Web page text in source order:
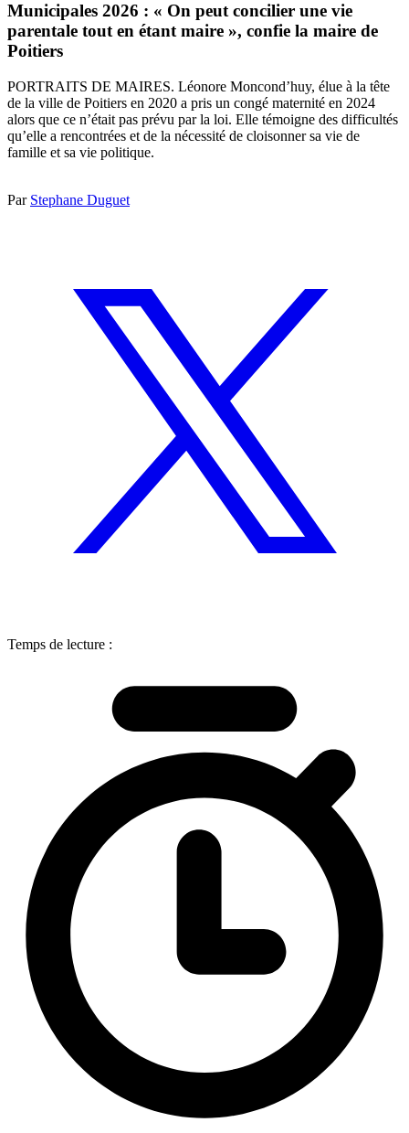
Municipales 2026 : « On peut concilier une vie
parentale tout en étant maire », confie la maire de
Poitiers
PORTRAITS DE MAIRES. Léonore Moncond’huy, élue à la tête
de la ville de Poitiers en 2020 a pris un congé maternité en 2024
alors que ce n’était pas prévu par la loi. Elle témoigne des difficultés
qu’elle a rencontrées et de la nécessité de cloisonner sa vie de
famille et sa vie politique.
Par Stephane Duguet
Temps de lecture :